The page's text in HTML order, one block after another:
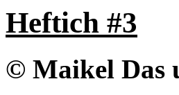
Heftich #3
© Maikel Das